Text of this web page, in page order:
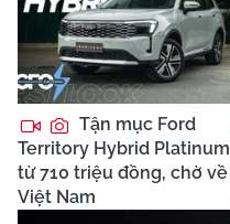
Tận mục Ford
Territory Hybrid Platinum
từ 710 triệu đồng, chờ về
Việt Nam